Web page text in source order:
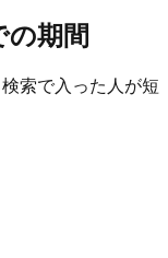
の期間
索で入った人が短